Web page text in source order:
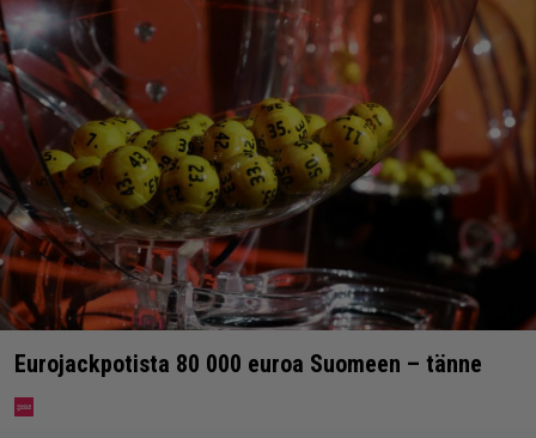
Eurojackpotista 80 000 euroa Suomeen – tänne